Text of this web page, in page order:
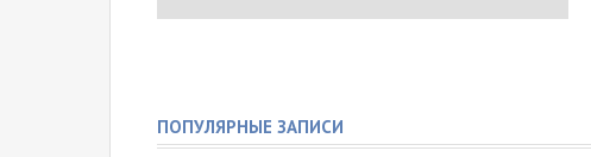
ПОПУЛЯРНЫЕ ЗАПИСИ